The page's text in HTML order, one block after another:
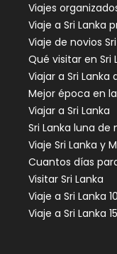
Viajes
Viaje a Sri Lanka
Viaje de novios
Qué visitar en Sri
Viajar a Sri Lanka
Mejor época en
Viajar a Sri Lanka
Sri Lanka luna de
Viaje Sri Lanka y
Cuantos días
Visitar Sri Lanka
Viaje a Sri Lanka
Viaje a Sri Lanka